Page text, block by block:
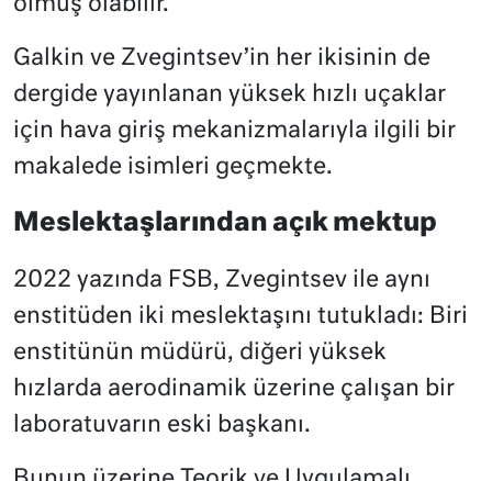
olmuş olabilir.
Galkin ve Zvegintsev’in her ikisinin de
dergide yayınlanan yüksek hızlı uçaklar
için hava giriş mekanizmalarıyla ilgili bir
makalede isimleri geçmekte.
Meslektaşlarından açık mektup
2022 yazında FSB, Zvegintsev ile aynı
enstitüden iki meslektaşını tutukladı: Biri
enstitünün müdürü, diğeri yüksek
hızlarda aerodinamik üzerine çalışan bir
laboratuvarın eski başkanı.